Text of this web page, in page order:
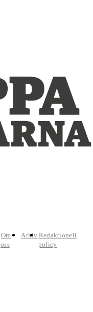
Om
oss
Arkiv Redaktionell
policy